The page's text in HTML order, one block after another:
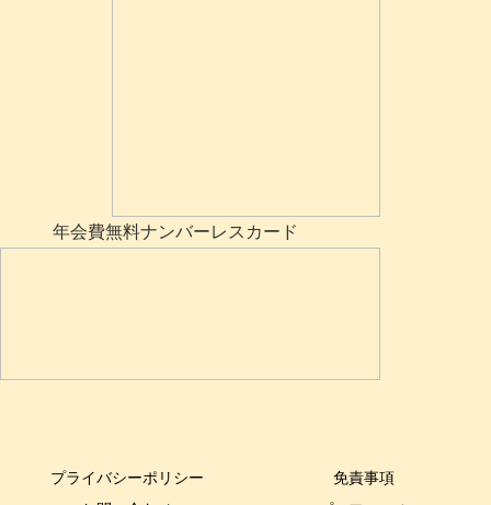
年会費無料ナンバーレスカード
プライバシーポリシー
免責事項